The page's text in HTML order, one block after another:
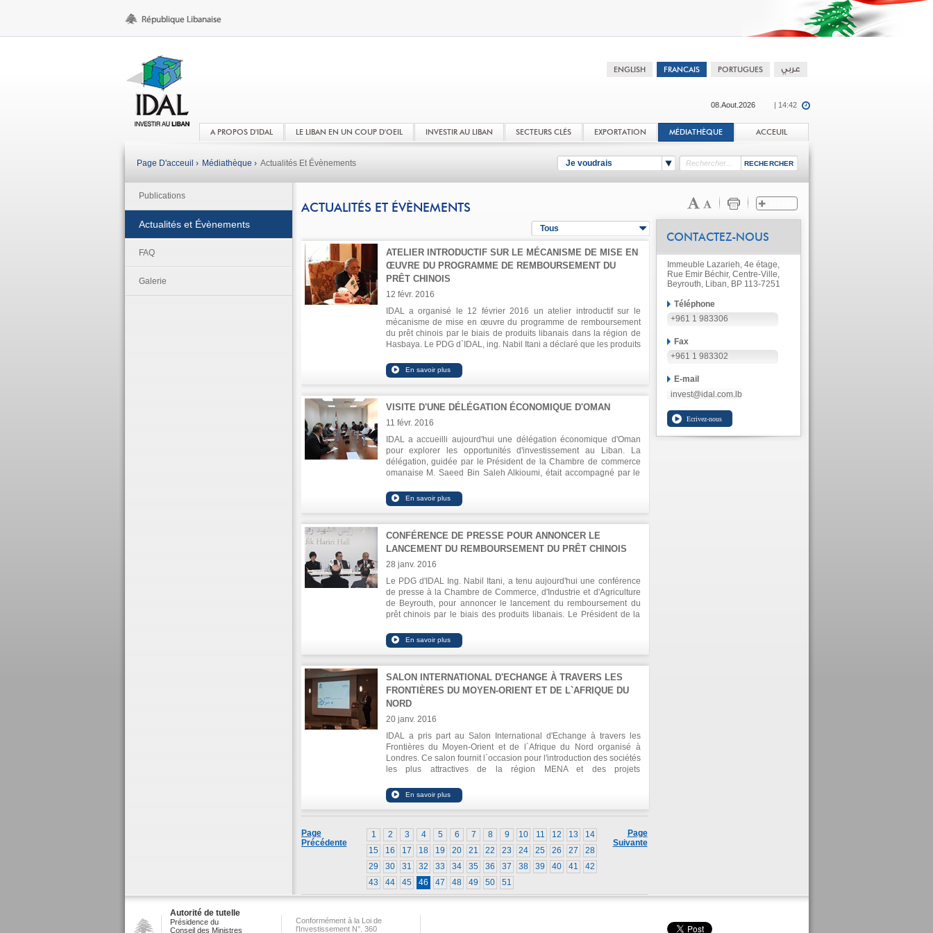
08.Aout.2026 | 14:42
A PROPOS D'IDAL LE LIBAN EN UN COUP D'OEIL INVESTIR AU LIBAN SECTEURS CLÉS EXPORTATION MÉDIATHÈQUE ACCEUIL
Je voudrais
Page D'acceuil › Médiathèque › Actualités Et Évènements
Publications
Actualités et Évènements
FAQ
Galerie
ACTUALITÉS ET ÉVÈNEMENTS
Tous
ATELIER INTRODUCTIF SUR LE MÉCANISME DE MISE EN
ŒUVRE DU PROGRAMME DE REMBOURSEMENT DU
PRÊT CHINOIS
12 févr. 2016
IDAL a organisé le 12 février 2016 un atelier introductif sur le
mécanisme de mise en œuvre du programme de remboursement
du prêt chinois par le biais de produits libanais dans la région de
Hasbaya. Le PDG d`IDAL, ing. Nabil Itani a déclaré que les produits
industries alimentaires libanaises, en particulier l'huile d'olive, qui a
pénétré de nouveaux marchés au cours des deux dernières
confitures, constituant une part importante des exportations totales
de l'industrie alimentaire.
VISITE D'UNE DÉLÉGATION ÉCONOMIQUE D'OMAN
11 févr. 2016
IDAL a accueilli aujourd'hui une délégation économique d'Oman
pour explorer les opportunités d'investissement au Liban. La
délégation, guidée par le Président de la Chambre de commerce
omanaise M. Saeed Bin Saleh Alkioumi, était accompagné par le
de Beyrouth et du Mont Liban M. Mohamad Choucair et
l'ambassadeur du Liban à Oman M. Houssam Diab. Le PDG d`IDAL
différentes opportunités disponibles à travers les secteurs
productifs.
CONFÉRENCE DE PRESSE POUR ANNONCER LE
LANCEMENT DU REMBOURSEMENT DU PRÊT CHINOIS
28 janv. 2016
Le PDG d'IDAL Ing. Nabil Itani, a tenu aujourd'hui une conférence
de presse à la Chambre de Commerce, d'Industrie et d'Agriculture
de Beyrouth, pour annoncer le lancement du remboursement du
prêt chinois par le biais des produits libanais. Le Président de la
l'ambassade de Chine, Zhang Finling ont participé à cette
conférence, en présence de représentants d'entreprises libanaises
SALON INTERNATIONAL D'ECHANGE À TRAVERS LES
FRONTIÈRES DU MOYEN-ORIENT ET DE L`AFRIQUE DU
NORD
20 janv. 2016
IDAL a pris part au Salon International d'Echange à travers les
Frontières du Moyen-Orient et de l`Afrique du Nord organisé à
Londres. Ce salon fournit l`occasion pour l'introduction des sociétés
les plus attractives de la région MENA et des projets
entier. Le PDG d`IDAL Ing. Nabil Itani, a exhibé le potentiel du
Liban en tant que destination ultime d'investissement. Il a
également rencontré des investisseurs du monde entier.
Page
Suivante
1 2 3 4 5 6 7 8 9 10 11 12 13
14
15
16 17 18 19 20 21 22 23 24 25 26 27
28
29
30 31 32 33 34 35 36 37 38 39 40 41
42
43
44 45 46 47 48 49 50 51
Page
Précédente
CONTACTEZ-NOUS
Immeuble Lazarieh, 4e étage,
Rue Emir Béchir, Centre-Ville,
Beyrouth, Liban, BP 113-7251
Téléphone
+961 1 983306
Fax
+961 1 983302
E-mail
invest@idal.com.lb
Autorité de tutelle
Présidence du
Conseil des Ministres
Conformément à la Loi de
l'Investissement N°. 360